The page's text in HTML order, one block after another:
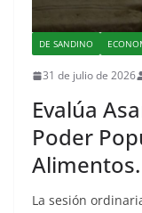
DE SANDINO
31 de julio de 2026
Evalúa
Poder
Alimentos.
La sesión